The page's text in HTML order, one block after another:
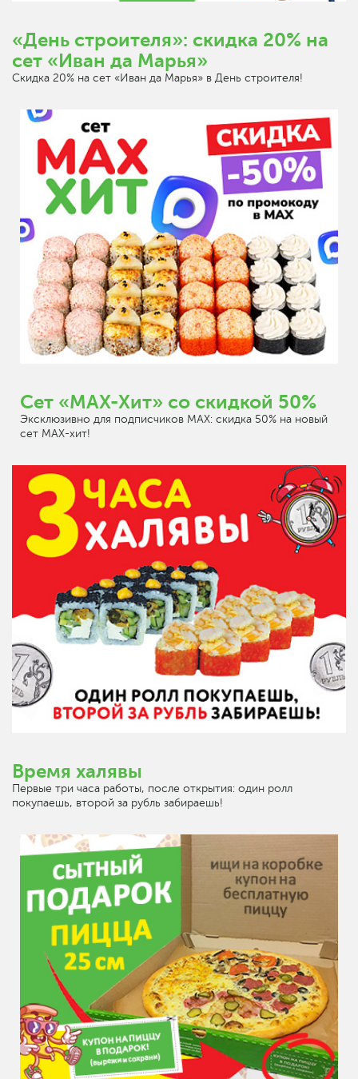
«День строителя»: скидка 20% на
сет «Иван да Марья»
Скидка 20% на сет «Иван да Марья» в День строителя!
Сет «MAX-Хит» со скидкой 50%
Эксклюзивно для подписчиков MAX: скидка 50% на новый
сет МАХ-хит!
Время халявы
Первые три часа работы, после открытия: один ролл
покупаешь, второй за рубль забираешь!